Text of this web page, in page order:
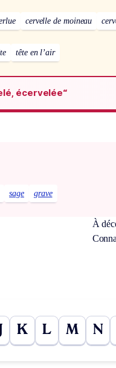
cervelle de moineau
tête en l’air
écervelée“
sage grave
À
J K L M N